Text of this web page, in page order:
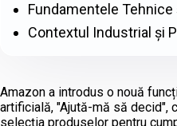
Amazon a introdus o nouă
artificială, "Ajută-mă să decid",
selecția produselor pentru
Fundamentele
Contextul Industrial și